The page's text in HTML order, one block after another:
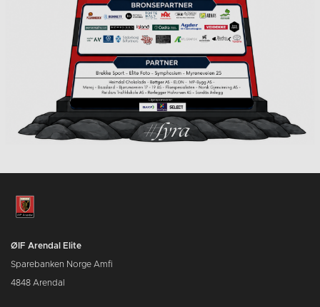
ØIF Arendal Elite
Sparebanken Norge Amfi
4848 Arendal